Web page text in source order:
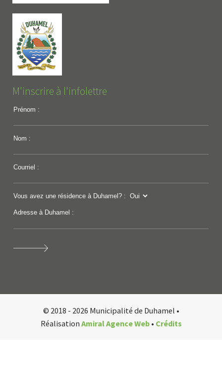
M'inscrire à l'infolettre
Prénom :
Nom :
Courriel :
Vous avez une résidence à Duhamel? :
Adresse à Duhamel :
© 2018 - 2026 Municipalité de Duhamel •
Réalisation Amiral Agence Web• Crédits